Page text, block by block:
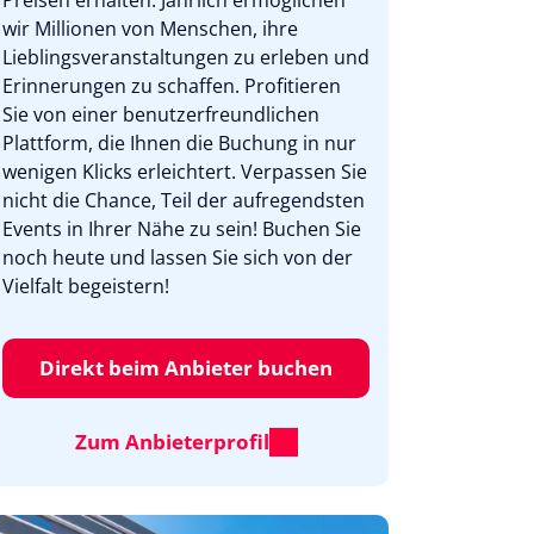
wir Millionen von Menschen, ihre
Lieblingsveranstaltungen zu erleben und
Erinnerungen zu schaffen. Profitieren
Sie von einer benutzerfreundlichen
Plattform, die Ihnen die Buchung in nur
wenigen Klicks erleichtert. Verpassen Sie
nicht die Chance, Teil der aufregendsten
Events in Ihrer Nähe zu sein! Buchen Sie
noch heute und lassen Sie sich von der
Vielfalt begeistern!
Direkt beim Anbieter buchen
Zum Anbieterprofil